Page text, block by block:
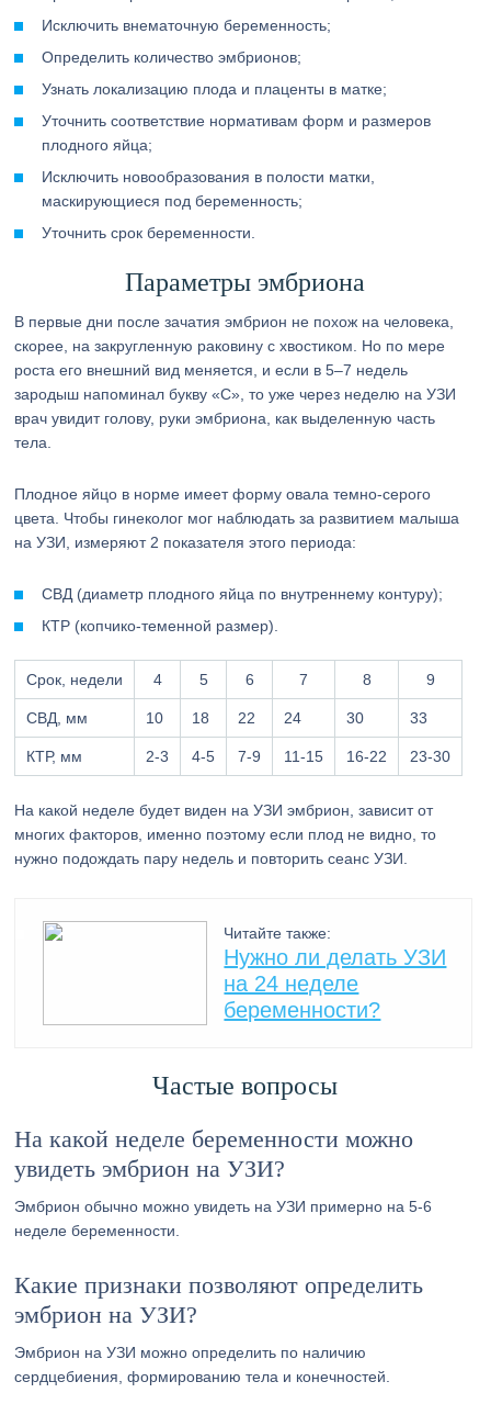
Исключить внематочную беременность;
Определить количество эмбрионов;
Узнать локализацию плода и плаценты в матке;
Уточнить соответствие нормативам форм и размеров
плодного яйца;
Исключить новообразования в полости матки,
маскирующиеся под беременность;
Уточнить срок беременности.
Параметры эмбриона
В первые дни после зачатия эмбрион не похож на человека,
скорее, на закругленную раковину с хвостиком. Но по мере
роста его внешний вид меняется, и если в 5–7 недель
зародыш напоминал букву «С», то уже через неделю на УЗИ
врач увидит голову, руки эмбриона, как выделенную часть
тела.
Плодное яйцо в норме имеет форму овала темно-серого
цвета. Чтобы гинеколог мог наблюдать за развитием малыша
на УЗИ, измеряют 2 показателя этого периода:
СВД (диаметр плодного яйца по внутреннему контуру);
КТР (копчико-теменной размер).
Срок, недели 4 5 6 7 8 9
СВД, мм 10 18 22 24 30 33
КТР, мм 2-3 4-5 7-9 11-15 16-22 23-30
На какой неделе будет виден на УЗИ эмбрион, зависит от
многих факторов, именно поэтому если плод не видно, то
нужно подождать пару недель и повторить сеанс УЗИ.
Читайте также:
Нужно ли делать УЗИ
на 24 неделе
беременности?
Частые вопросы
На какой неделе беременности можно
увидеть эмбрион на УЗИ?
Эмбрион обычно можно увидеть на УЗИ примерно на 5-6
неделе беременности.
Какие признаки позволяют определить
эмбрион на УЗИ?
Эмбрион на УЗИ можно определить по наличию
сердцебиения, формированию тела и конечностей.